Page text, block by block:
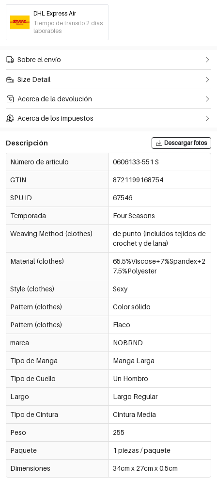
-30%
Negro/SG
0606133-011 XL
Verde militar/S
0606133-451 S
0606133-451 M
€9,07
-30%
-30%
Verde militar/SG €9,07
€12,95
-30%
€9,07
€12,95
-30%
Gris/METRO
0606133-901 M
€9,07
€12,95
-30%
Gris/L €9,07
€12,95
-30%
0606133-901 XL
€9,07
€12,95
Blanquecino/S €9,07
€12,95
-30%
Blanquecino/METRO
0606133-051 M
€9,07
€12,95
-30%
Blanquecino/L
0606133-051 L
€9,07
€12,95
-30%
Blanquecino/SG €9,07
€12,95
DHL Express Air
Tiempo de tránsito 2 días
laborables
Sobre el envío
Size Detail
Acerca de la devolución
Acerca de los impuestos
Descripción Descargar fotos
Número de artículo 0606133-551 S
GTIN 8721199168754
SPU ID 67546
Temporada Four Seasons
Weaving Method (clothes)
de punto (incluidos tejidos de
crochet y de lana)
Material (clothes)
65.5%Viscose+7%Spandex+2
7.5%Polyester
Style (clothes) Sexy
Pattern (clothes) Color sólido
Pattern (clothes) Flaco
marca NOBRND
Tipo de Manga Manga Larga
Tipo de Cuello Un Hombro
Largo Largo Regular
Tipo de Cintura Cintura Media
Peso 255
Paquete 1 piezas / paquete
Dimensiones 34cm x 27cm x 0.5cm